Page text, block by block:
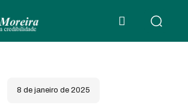
8 de janeiro de 2025